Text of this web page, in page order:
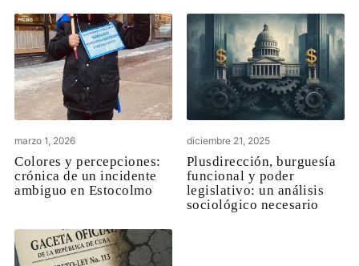
marzo 1, 2026
Colores y percepciones:
crónica de un incidente
ambiguo en Estocolmo
diciembre 21, 2025
Plusdirección, burguesía
funcional y poder
legislativo: un análisis
sociológico necesario